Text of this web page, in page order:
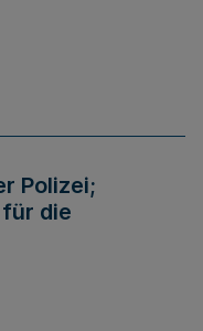
Polizei;
die